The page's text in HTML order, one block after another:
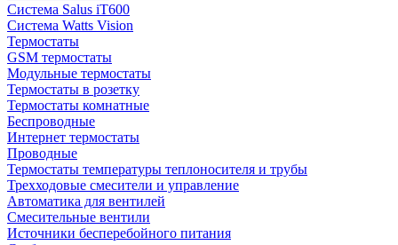
Система Salus iT600
Система Watts Vision
Термостаты
GSM термостаты
Модульные термостаты
Термостаты в розетку
Термостаты комнатные
Беспроводные
Интернет термостаты
Проводные
Термостаты температуры теплоносителя и трубы
Трехходовые смесители и управление
Автоматика для вентилей
Смесительные вентили
Источники бесперебойного питания